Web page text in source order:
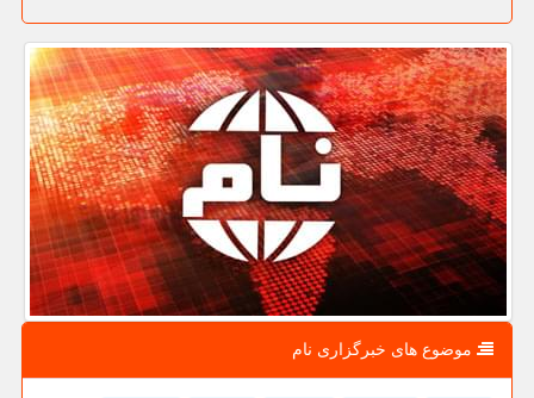
موضوع های خبرگزاری نام